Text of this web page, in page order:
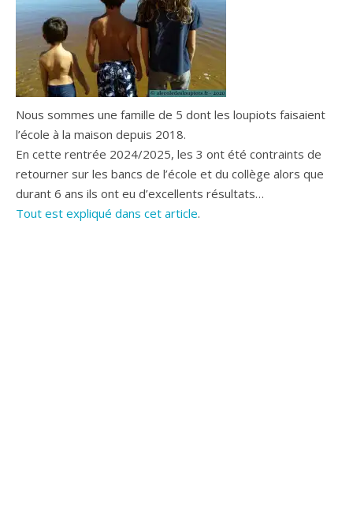
Nous sommes une famille de 5 dont les loupiots faisaient
l’école à la maison depuis 2018.
En cette rentrée 2024/2025, les 3 ont été contraints de
retourner sur les bancs de l’école et du collège alors que
durant 6 ans ils ont eu d’excellents résultats…
Tout est expliqué dans cet article.